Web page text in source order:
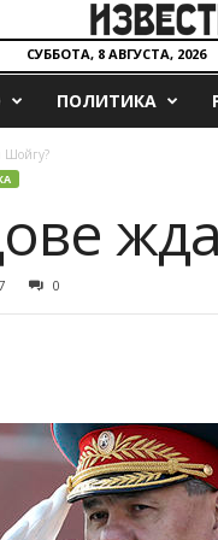
СУББОТА, 8 АВГУСТА, 2026
ПОЛИТИКА
Шойгу?
0